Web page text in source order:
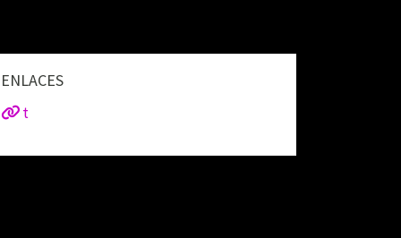
ENLACES
t